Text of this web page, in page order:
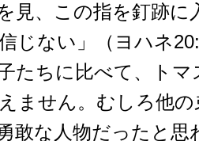
見、この指を釘跡に
じない」（ヨハネ
たちに比べて、ト
ません。むしろ他
敢な人物だったと